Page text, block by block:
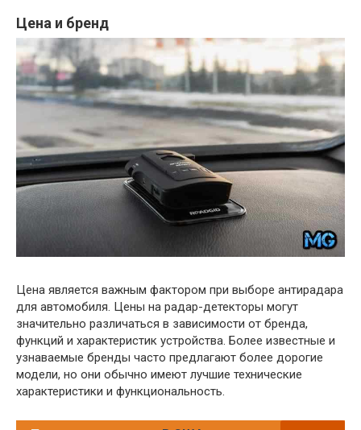
Цена и бренд
Цена является важным фактором при выборе антирадара
для автомобиля. Цены на радар-детекторы могут
значительно различаться в зависимости от бренда,
функций и характеристик устройства. Более известные и
узнаваемые бренды часто предлагают более дорогие
модели, но они обычно имеют лучшие технические
характеристики и функциональность.